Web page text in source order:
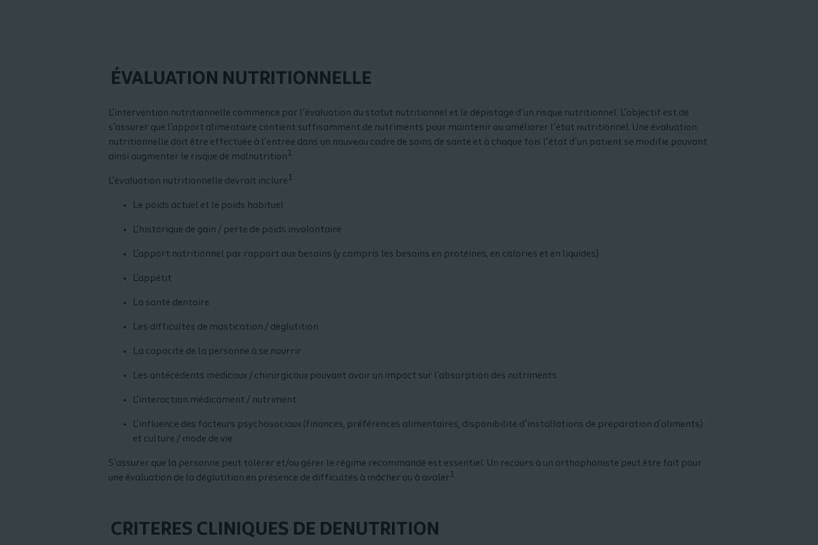
ÉVALUATION NUTRITIONNELLE
L’intervention nutritionnelle commence par l’évaluation du statut nutritionnel et le dépistage d’un risque nutritionnel. L’objectif est de
s’assurer que l’apport alimentaire contient suffisamment de nutriments pour maintenir ou améliorer l’état nutritionnel. Une évaluation
nutritionnelle doit être effectuée à l’entrée dans un nouveau cadre de soins de santé et à chaque fois l’état d’un patient se modifie pouvant
ainsi augmenter le risque de malnutrition 1 .
L’évaluation nutritionnelle devrait inclure 1 :
Le poids actuel et le poids habituel
L’historique de gain / perte de poids involontaire
L’apport nutritionnel par rapport aux besoins (y compris les besoins en protéines, en calories et en liquides)
L’appétit
La santé dentaire
Les difficultés de mastication / déglutition
La capacité de la personne à se nourrir
Les antécédents médicaux / chirurgicaux pouvant avoir un impact sur l’absorption des nutriments
L’interaction médicament / nutriment
L’influence des facteurs psychosociaux (finances, préférences alimentaires, disponibilité d’installations de préparation d’aliments)
et culture / mode de vie
S’assurer que la personne peut tolérer et/ou gérer le régime recommandé est essentiel. Un recours à un orthophoniste peut être fait pour
une évaluation de la déglutition en présence de difficultés à mâcher ou à avaler 1 .
CRITERES CLINIQUES DE DENUTRITION